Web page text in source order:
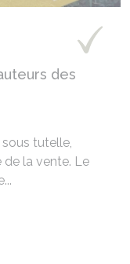
des
tutelle,
de la vente. Le